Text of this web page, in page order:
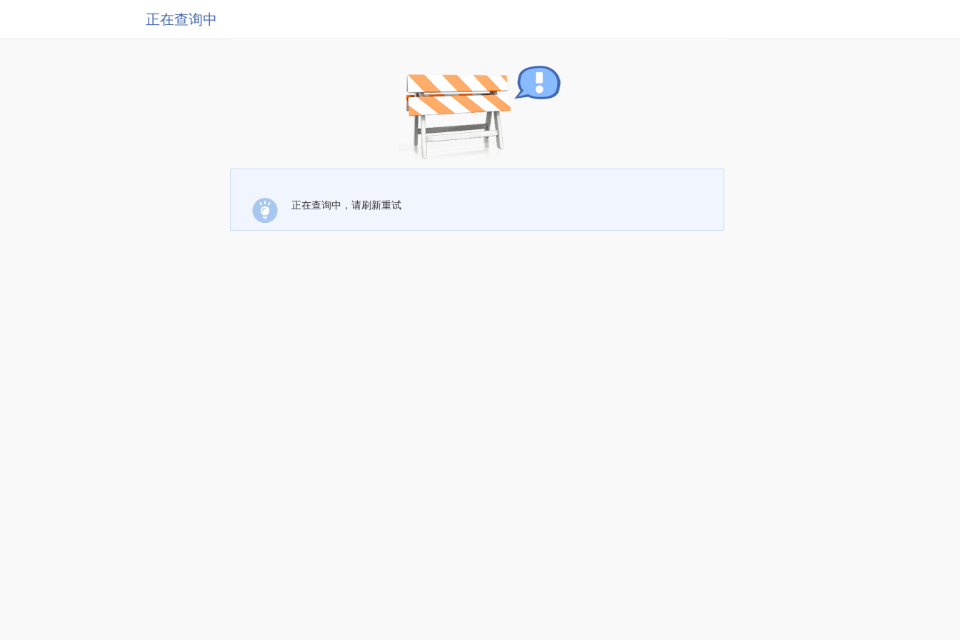
正在查询中
正在查询中，请刷新重试